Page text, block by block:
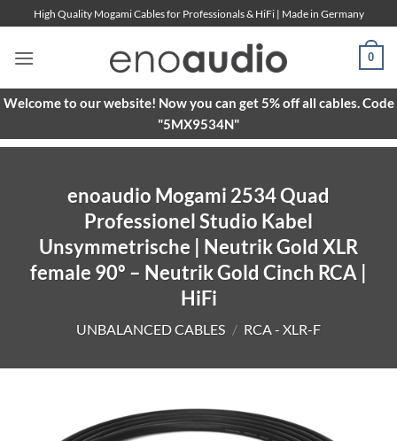
to
content
High Quality Mogami Cables for Professionals & HiFi | Made in Germany
0
Welcome to our website! Now you can get 5% off all cables. Code
"5MX9534N"
enoaudio Mogami 2534 Quad
Professionel Studio Kabel
Unsymmetrische | Neutrik Gold XLR
female 90º – Neutrik Gold Cinch RCA |
HiFi
UNBALANCED CABLES / RCA - XLR-F